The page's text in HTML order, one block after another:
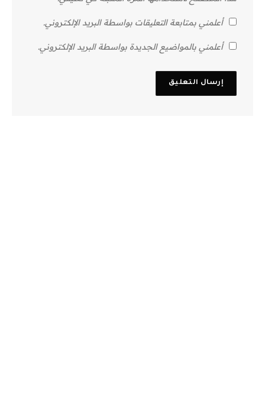
أعلمني بمتابعة التعليقات بواسطة البريد الإلكتروني.
أعلمني بالمواضيع الجديدة بواسطة البريد الإلكتروني.